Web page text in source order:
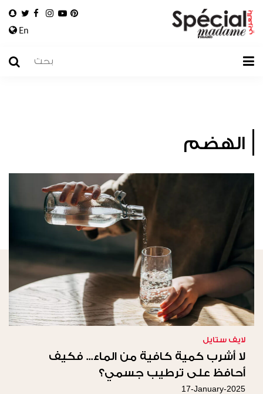
En
الهضم
لايف ستايل
لا أشرب كمية كافية من الماء... فكيف
أحافظ على ترطيب جسمي؟
17-January-2025